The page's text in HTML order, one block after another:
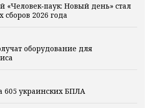
«Человек‑паук: Новый день» стал
2026 года
оборудование для
605 украинских БПЛА